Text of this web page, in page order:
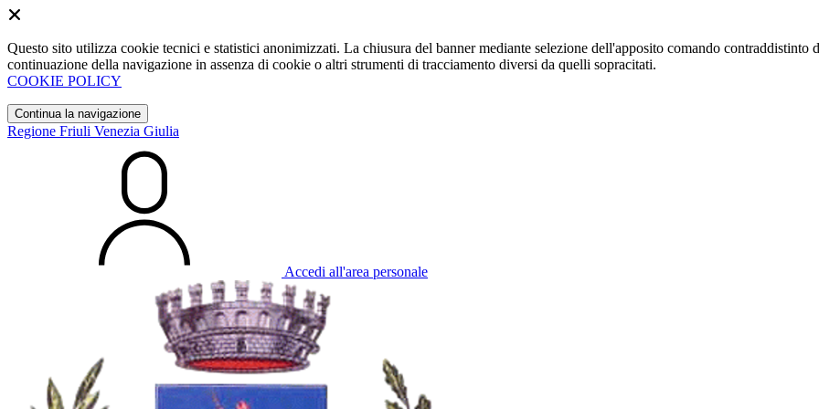
Questo sito utilizza cookie tecnici e statistici anonimizzati. La chiusura del banner mediante selezione dell'apposito comando
continuazione della navigazione in assenza di cookie o altri strumenti di tracciamento diversi da quelli sopracitati.
COOKIE POLICY
Continua la navigazione
Regione Friuli Venezia Giulia
Accedi all'area personale